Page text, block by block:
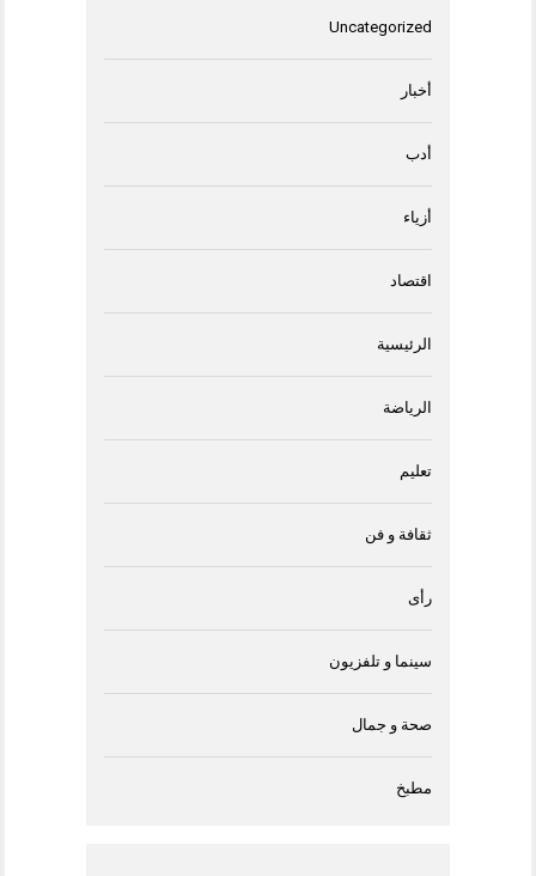
Uncategorized
أخبار
أدب
أزياء
اقتصاد
الرئيسية
الرياضة
تعليم
ثقافة و فن
رأى
سينما و تلفزيون
صحة و جمال
مطبخ